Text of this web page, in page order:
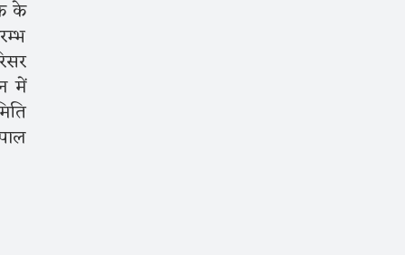
के
में